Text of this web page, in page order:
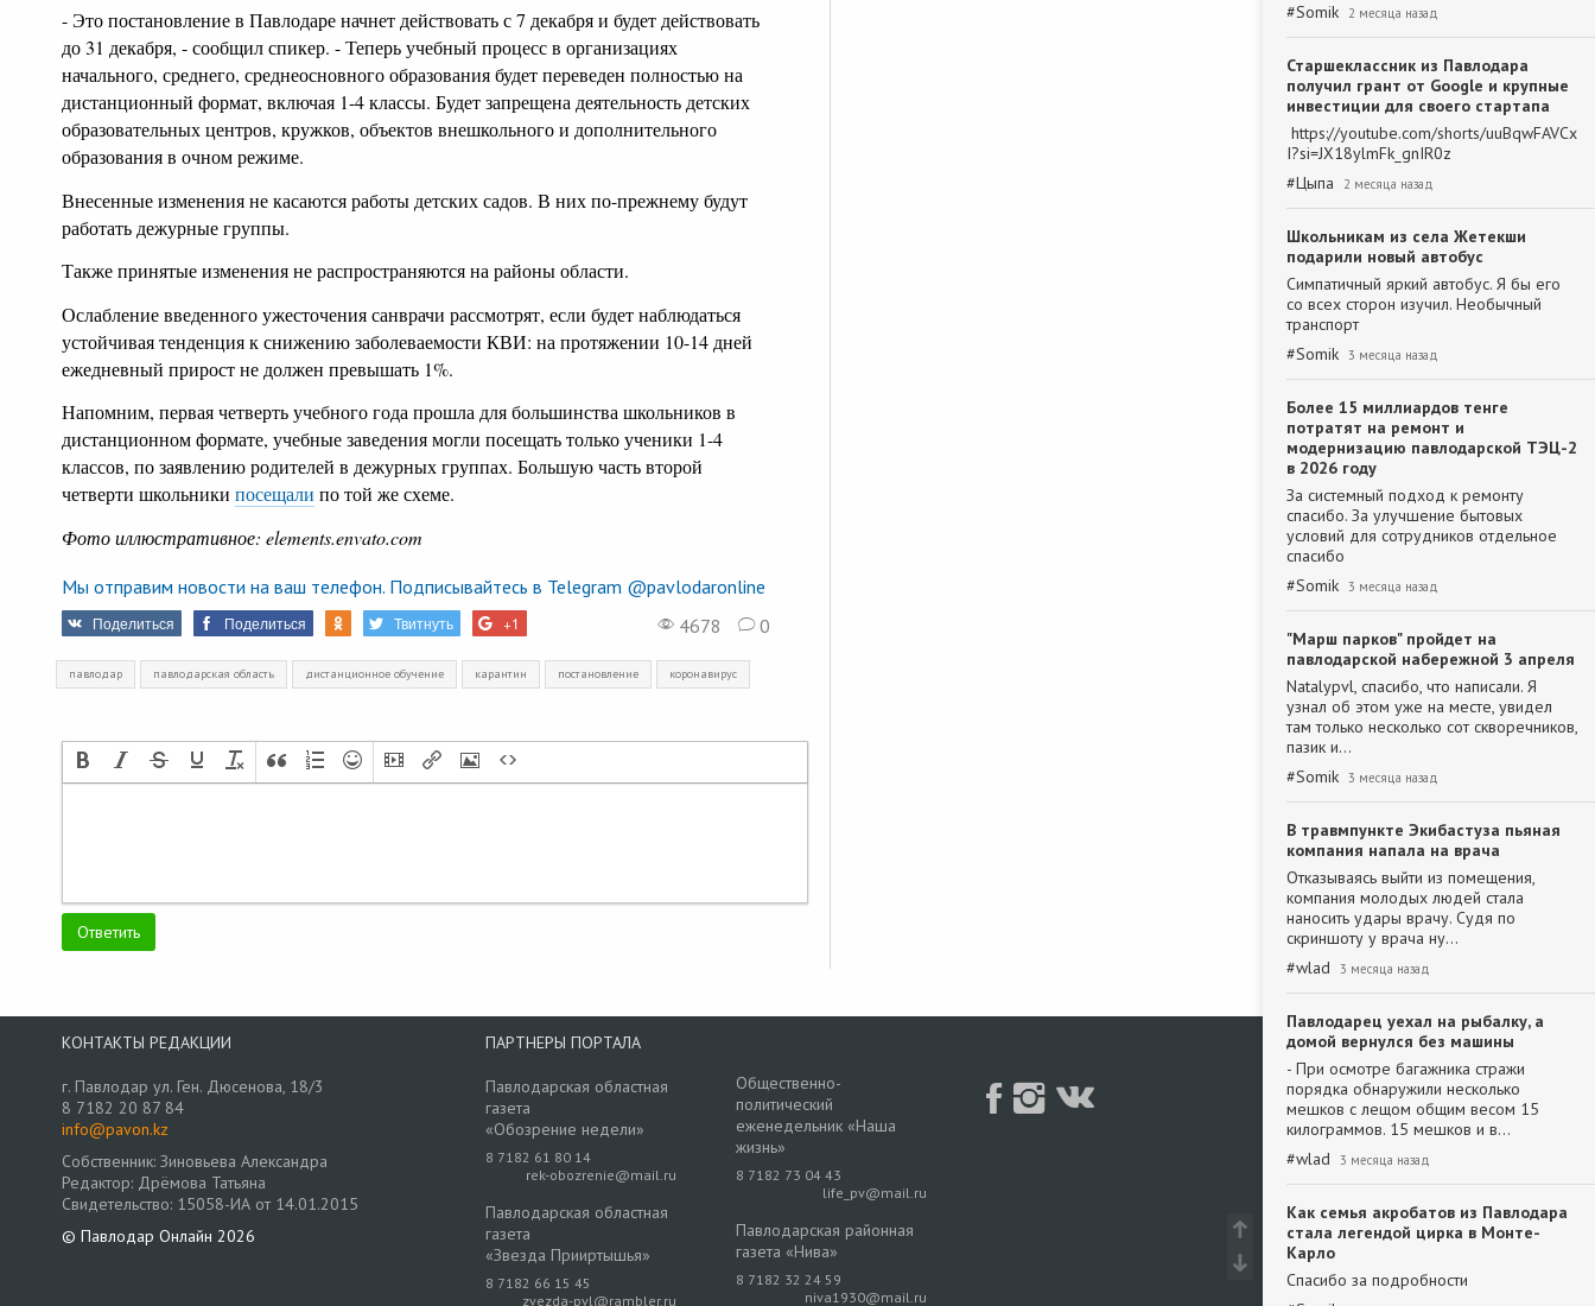
- Это постановление в Павлодаре начнет действовать с 7 декабря и будет действовать
до 31 декабря, - сообщил спикер. - Теперь учебный процесс в организациях
начального, среднего, среднеосновного образования будет переведен полностью на
дистанционный формат, включая 1-4 классы. Будет запрещена деятельность детских
образовательных центров, кружков, объектов внешкольного и дополнительного
образования в очном режиме.
Внесенные изменения не касаются работы детских садов. В них по-прежнему будут
работать дежурные группы.
Также принятые изменения не распространяются на районы области.
Ослабление введенного ужесточения санврачи рассмотрят, если будет наблюдаться
устойчивая тенденция к снижению заболеваемости КВИ: на протяжении 10-14 дней
ежедневный прирост не должен превышать 1%.
Напомним, первая четверть учебного года прошла для большинства школьников в
дистанционном формате, учебные заведения могли посещать только ученики 1-4
классов, по заявлению родителей в дежурных группах. Большую часть второй
четверти школьники посещали по той же схеме.
Фото иллюстративное: elements.envato.com
Мы отправим новости на ваш телефон. Подписывайтесь в Telegram @pavlodaronline
Поделиться Поделиться Твитнуть +1 4678 0
павлодар павлодарская область дистанционное обучение карантин постановление коронавирус
#Somik 2 месяца назад
Старшеклассник из Павлодара
получил грант от Google и крупные
инвестиции для своего стартапа
https://youtube.com/shorts/uuBqwFAVCx
I?si=JX18ylmFk_gnIR0z
#Цыпа 2 месяца назад
Школьникам из села Жетекши
подарили новый автобус
Симпатичный яркий автобус. Я бы его
со всех сторон изучил. Необычный
транспорт
#Somik 3 месяца назад
Более 15 миллиардов тенге
потратят на ремонт и
модернизацию павлодарской ТЭЦ-2
в 2026 году
За системный подход к ремонту
спасибо. За улучшение бытовых
условий для сотрудников отдельное
спасибо
#Somik 3 месяца назад
"Марш парков" пройдет на
павлодарской набережной 3 апреля
Natalypvl, спасибо, что написали. Я
узнал об этом уже на месте, увидел
там только несколько сот скворечников,
пазик и…
#Somik 3 месяца назад
В травмпункте Экибастуза пьяная
компания напала на врача
Отказываясь выйти из помещения,
компания молодых людей стала
наносить удары врачу. Судя по
скриншоту у врача ну…
#wlad 3 месяца назад
Павлодарец уехал на рыбалку, а
домой вернулся без машины
- При осмотре багажника стражи
порядка обнаружили несколько
мешков с лещом общим весом 15
килограммов. 15 мешков и в…
#wlad 3 месяца назад
Как семья акробатов из Павлодара
стала легендой цирка в Монте-
Карло
Спасибо за подробности
КОНТАКТЫ РЕДАКЦИИ
г. Павлодар ул. Ген. Дюсенова, 18/3
8 7182 20 87 84
info@pavon.kz
Собственник: Зиновьева Александра
Редактор: Дрёмова Татьяна
Свидетельство: 15058-ИА от 14.01.2015
© Павлодар Онлайн 2026
ПАРТНЕРЫ ПОРТАЛА
Павлодарская областная
газета
«Обозрение недели»
8 7182 61 80 14
rek-obozrenie@mail.ru
Павлодарская областная
газета
«Звезда Прииртышья»
8 7182 66 15 45
zvezda-pvl@rambler.ru
Общественно-
политический
еженедельник «Наша
жизнь»
8 7182 73 04 43
life_pv@mail.ru
Павлодарская районная
газета «Нива»
8 7182 32 24 59
niva1930@mail.ru